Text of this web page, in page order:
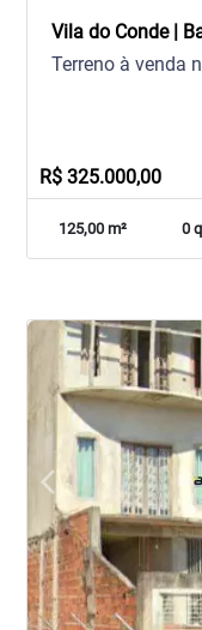
Vila do Conde |
Terreno à venda
R$ 325.000,00
125,00 m² 0
arrow_back_iosPrevious